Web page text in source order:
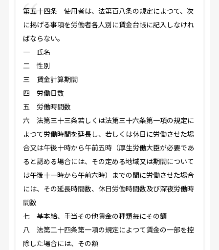
第五十四条 使用者は、法第百八条の規定によつて、次
に掲げる事項を労働者各人別に賃金台帳に記入しなけれ
ばならない。
一 氏名
二 性別
三 賃金計算期間
四 労働日数
五 労働時間数
六 法第三十三条若しくは法第三十六条第一項の規定に
よつて労働時間を延長し、若しくは休日に労働させた場
合又は午後十時から午前五時（厚生労働大臣が必要であ
ると認める場合には、その定める地域又は期間について
は午後十一時から午前六時）までの間に労働させた場合
には、その延長時間数、休日労働時間数及び深夜労働時
間数
七 基本給、手当その他賃金の種類毎にその額
八 法第二十四条第一項の規定によつて賃金の一部を控
除した場合には、その額